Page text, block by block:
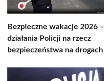
Bezpieczne wakacje 2026 –
działania Policji na rzecz
bezpieczeństwa na drogach